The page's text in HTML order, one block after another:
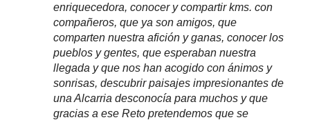
enriquecedora, conocer y compartir kms. con
compañeros, que ya son amigos, que
comparten nuestra afición y ganas, conocer los
pueblos y gentes, que esperaban nuestra
llegada y que nos han acogido con ánimos y
sonrisas, descubrir paisajes impresionantes de
una Alcarria desconocía para muchos y que
gracias a ese Reto pretendemos que se